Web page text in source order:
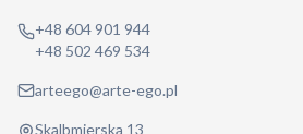
+48 604 901 944
+48 502 469 534
arteego@arte-ego.pl
Skalbmierska 13